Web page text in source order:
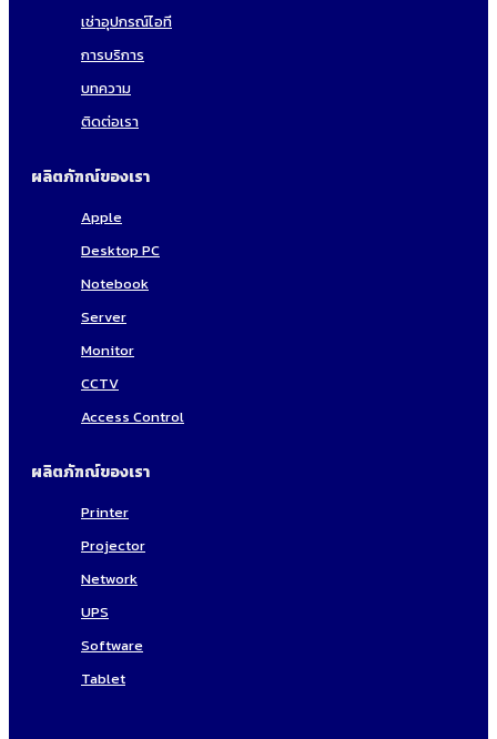
เช่าอุปกรณ์ไอที
การบริการ
บทความ
ติดต่อเรา
ผลิตภัฑณ์ของเรา
Apple
Desktop PC
Notebook
Server
Monitor
CCTV
Access Control
ผลิตภัฑณ์ของเรา
Printer
Projector
Network
UPS
Software
Tablet